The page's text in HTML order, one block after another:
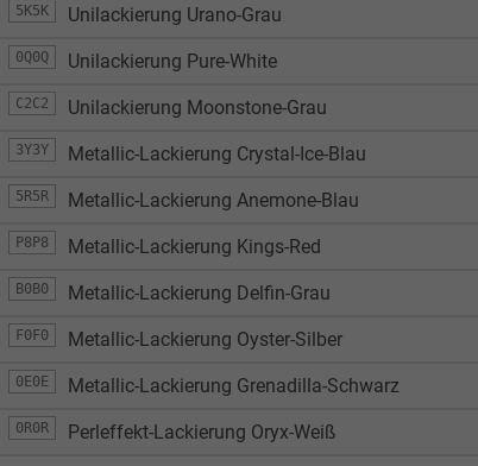
5K5K Unilackierung Urano-Grau
0Q0Q Unilackierung Pure-White
C2C2 Unilackierung Moonstone-Grau
3Y3Y Metallic-Lackierung Crystal-Ice-Blau
5R5R Metallic-Lackierung Anemone-Blau
P8P8 Metallic-Lackierung Kings-Red
B0B0 Metallic-Lackierung Delfin-Grau
F0F0 Metallic-Lackierung Oyster-Silber
0E0E Metallic-Lackierung Grenadilla-Schwarz
0R0R Perleffekt-Lackierung Oryx-Weiß